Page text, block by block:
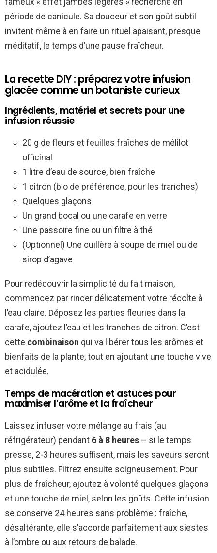
période de canicule. Sa douceur et son goût subtil
invitent même à en faire un rituel apaisant, presque
méditatif, le temps d’une pause fraîcheur.
La recette DIY : préparez votre infusion
glacée comme un botaniste curieux
Ingrédients, matériel et secrets pour une
infusion réussie
20 g de fleurs et feuilles fraîches de mélilot
officinal
1 litre d’eau de source, bien fraîche
1 citron (bio de préférence, pour les tranches)
Quelques glaçons
Un grand bocal ou une carafe en verre
Une passoire fine ou un filtre à thé
(Optionnel) Une cuillère à soupe de miel ou de
sirop d’agave
Pour redécouvrir la simplicité du fait maison,
commencez par rincer délicatement votre récolte à
l’eau claire. Déposez les parties fleuries dans la
carafe, ajoutez l’eau et les tranches de citron. C’est
cette combinaison qui va libérer tous les arômes et
bienfaits de la plante, tout en ajoutant une touche vive
et acidulée.
Temps de macération et astuces pour
maximiser l’arôme et la fraîcheur
Laissez infuser votre mélange au frais (au
réfrigérateur) pendant 6 à 8 heures – si le temps
presse, 2-3 heures suffisent, mais les saveurs seront
plus subtiles. Filtrez ensuite soigneusement. Pour
plus de fraîcheur, ajoutez à volonté quelques glaçons
et une touche de miel, selon les goûts. Cette infusion
se conserve 24 heures sans problème : fraîche,
désaltérante, elle s’accorde parfaitement aux siestes
à l’ombre ou aux retours de balade.